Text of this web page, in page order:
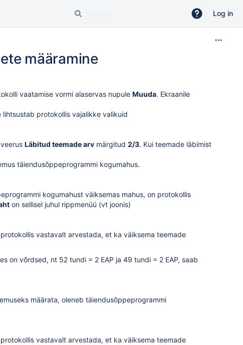
Log in
määramine
vaatamise vormi alaservas nupule Muuda. Ekraanile
lihtsustab protokollis vajalikke valikuid
Läbitud teemade arv märgitud 2/3. Kui teemade läbimist
täiendusõppeprogrammi kogumahus.
kogumahust väiksemas mahus, on protokollis
on sellisel juhul rippmenüü (vt joonis)
vastavalt arvestada, et ka väiksema teemade
on võrdsed, nt 52 tundi = 2 EAP ja 49 tundi = 2 EAP, saab
määrata, oleneb täiendusõppeprogrammi
vastavalt arvestada, et ka väiksema teemade